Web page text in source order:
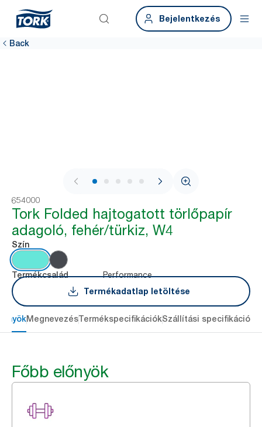
Bejelentkezés
Back
1 / 7
654000
Tork Folded hajtogatott törlőpapír
adagoló, fehér/türkiz, W4
Szín
Termékcsalád
Performance
Termékadatlap letöltése
MegnevezésTermékspecifikációkSzállítási specifikációk
Főbb előnyök